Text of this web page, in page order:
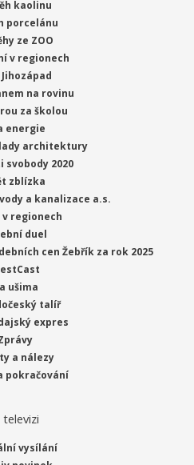
kaolinu
porcelánu
ze ZOO
v regionech
Jihozápad
na rovinu
za školou
energie
architektury
svobody 2020
zblízka
a kanalizace a.s.
v regionech
duel
cen Žebřík za rok 2025
ušima
talíř
expres
a nálezy
pokračování
televizi
vysílání